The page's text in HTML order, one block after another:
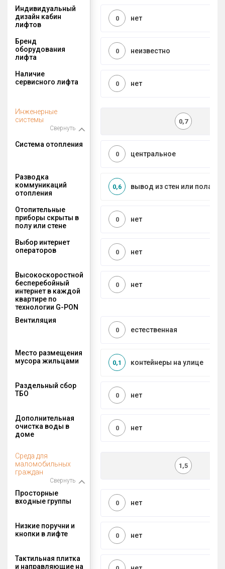
Индивидуальный
дизайн кабин
лифтов
нет
0
Бренд
оборудования
лифта
неизвестно
0
Наличие
сервисного лифта
нет
0
Инженерные
системы
Свернуть
0,7
Система отопления
центральное
0
Разводка
коммуникаций
отопления
вывод из стен или пола
0,6
Отопительные
приборы скрыты в
полу или стене
нет
0
Выбор интернет
операторов
нет
0
Высокоскоростной
бесперебойный
интернет в каждой
квартире по
технологии G-PON
нет
0
Вентиляция
естественная
0
Место размещения
мусора жильцами
контейнеры на улице
0,1
Раздельный сбор
ТБО
нет
0
Дополнительная
очистка воды в
доме
нет
0
Среда для
маломобильных
граждан
Свернуть
1,5
Просторные
входные группы
нет
0
Низкие поручни и
кнопки в лифте
нет
0
Тактильная плитка
и направляющие на